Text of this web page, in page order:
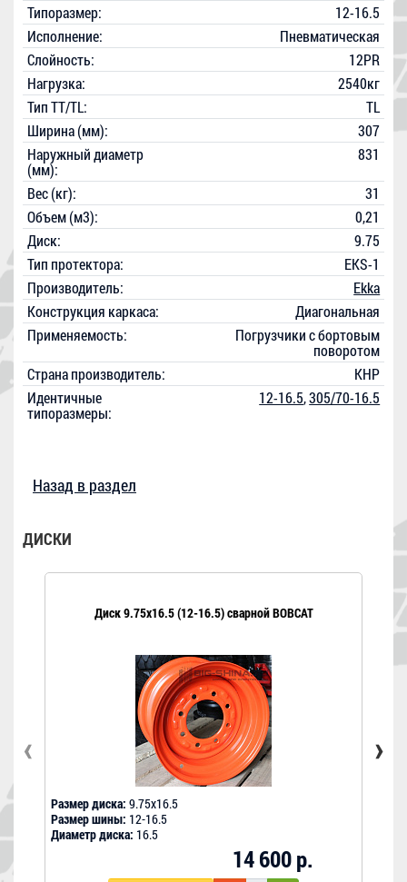
Типоразмер:
12-16.5
Исполнение:
Пневматическая
Слойность:
12PR
Нагрузка:
2540кг
Тип TT/TL:
TL
Ширина (мм):
307
Наружный диаметр
(мм):
831
Вес (кг):
31
Объем (м3):
0,21
Диск:
9.75
Тип протектора:
EKS-1
Производитель:
Ekka
Конструкция каркаса:
Диагональная
Применяемость:
Погрузчики с бортовым
поворотом
Страна производитель:
КНР
Идентичные
типоразмеры:
12-16.5,305/70-16.5
Назад в раздел
ДИСКИ
Диск 9.75x16.5 (12-16.5) сварной BOBCAT
Размер диска: 9.75х16.5
Размер шины: 12-16.5
Диаметр диска: 16.5
14 600 р.
‹ ›